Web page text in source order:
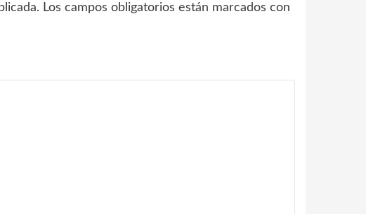
Los campos obligatorios están marcados con